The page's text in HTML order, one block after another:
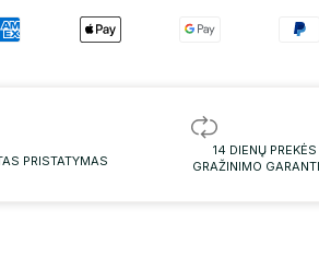
PRISTATYMAS
14 DIENŲ PREKĖS
GRAŽINIMO